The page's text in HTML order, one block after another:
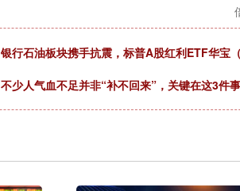
行石油板块携手抗震，标普A股红利ETF华宝
少人气血不足并非“补不回来”，关键在这3件事